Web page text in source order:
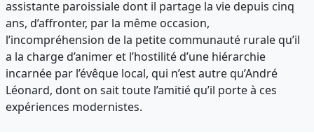
assistante paroissiale dont il partage la vie depuis cinq
ans, d’affronter, par la même occasion,
l’incompréhension de la petite communauté rurale qu’il
a la charge d’animer et l’hostilité d’une hiérarchie
incarnée par l’évêque local, qui n’est autre qu’André
Léonard, dont on sait toute l’amitié qu’il porte à ces
expériences modernistes.